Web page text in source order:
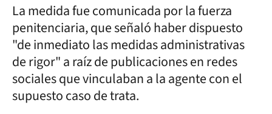
La medida fue comunicada por la fuerza
penitenciaria, que señaló haber dispuesto
"de inmediato las medidas administrativas
de rigor" a raíz de publicaciones en redes
sociales que vinculaban a la agente con el
supuesto caso de trata.